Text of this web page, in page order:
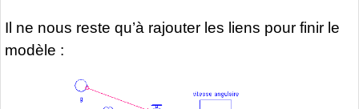
Il ne nous reste qu’à rajouter les liens pour finir le
modèle :